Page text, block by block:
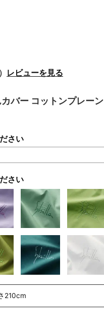
レビューを見る
バー コットンプレーン
さい
さい
210cm